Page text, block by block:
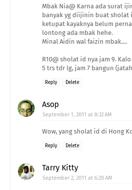
Mbak Nia@ Karna ada surat
banyak yg diijinin buat sholat
ketupat kayaknya belum
lontong ada mbak hehe.
Minal Aidin wal faizin mbak....
R10@ sholat id nya jam 9.
5 trs tdr lg, jam 7 bangun
Reply Delete
Asop
September 1, 2011 at 8:32 AM
Wow, yang sholat id di Hong
Reply Delete
Tarry Kitty
September 2, 2011 at 6:20 AM